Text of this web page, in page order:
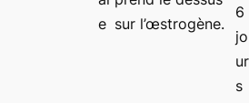
e sur l’œstrogène.
6
jo
ur
s